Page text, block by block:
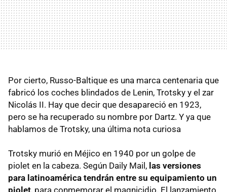
Por cierto, Russo-Baltique es una marca centenaria que
fabricó los coches blindados de Lenin, Trotsky y el zar
Nicolás II. Hay que decir que desapareció en 1923,
pero se ha recuperado su nombre por Dartz. Y ya que
hablamos de Trotsky, una última nota curiosa
Trotsky murió en Méjico en 1940 por un golpe de
piolet en la cabeza. Según Daily Mail, las versiones
para latinoamérica tendrán entre su equipamiento un